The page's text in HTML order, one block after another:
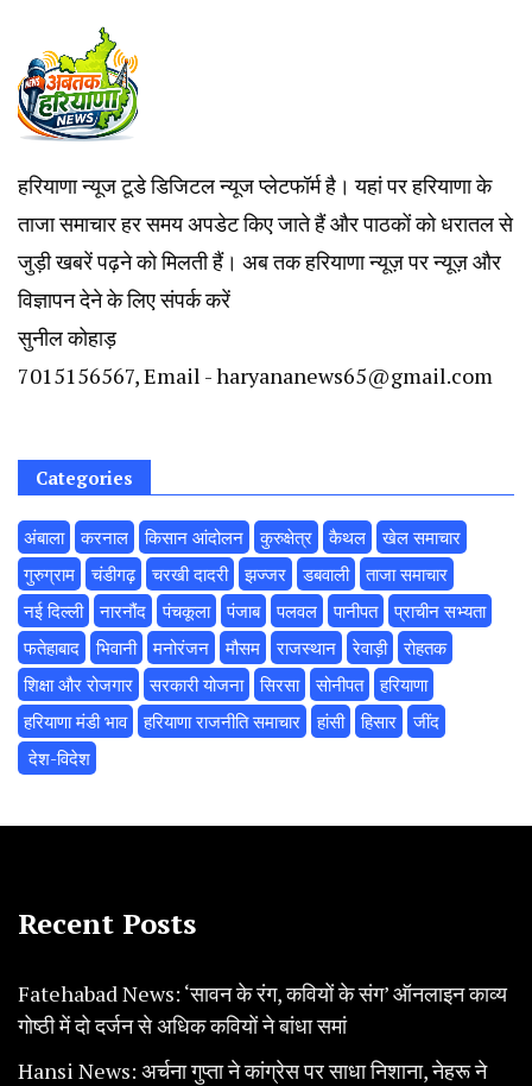
हरियाणा न्यूज टूडे डिजिटल न्यूज प्लेटफॉर्म है। यहां पर हरियाणा के
ताजा समाचार हर समय अपडेट किए जाते हैं और पाठकों को धरातल से
जुड़ी खबरें पढ़ने को मिलती हैं। अब तक हरियाणा न्यूज़ पर न्यूज़ और
विज्ञापन देने के लिए संपर्क करें
सुनील कोहाड़
7015156567, Email - haryananews65@gmail.com
Categories
अंबाला करनाल किसान आंदोलन कुरुक्षेत्र कैथल
खेल समाचार
गुरुग्राम
चंडीगढ़ चरखी दादरी झज्जर डबवाली
ताजा समाचार
नई दिल्ली
नारनौंद पंचकूला पंजाब पलवल पानीपत
प्राचीन सभ्यता
फतेहाबाद
भिवानी मनोरंजन मौसम राजस्थान रेवाड़ी
रोहतक
शिक्षा और रोजगार
सरकारी योजना सिरसा सोनीपत
हरियाणा
हरियाणा मंडी भाव
हरियाणा राजनीति समाचार हांसी हिसार
‌जींद
‌ देश-विदेश
Recent Posts
Fatehabad News: ‘सावन के रंग, कवियों के संग’ ऑनलाइन काव्य
गोष्ठी में दो दर्जन से अधिक कवियों ने बांधा समां
Hansi News: अर्चना गुप्ता ने कांग्रेस पर साधा निशाना, नेहरू ने